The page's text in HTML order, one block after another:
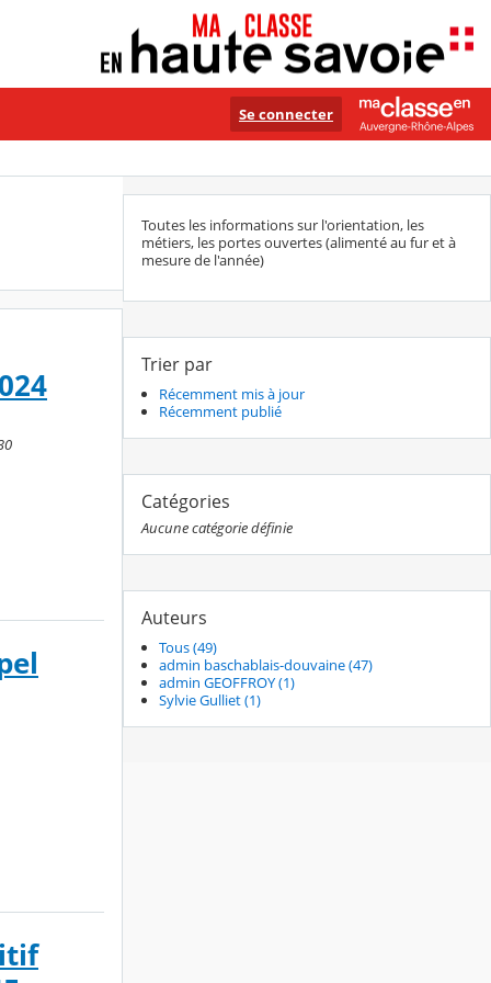
Se connecter
Toutes les informations sur l'orientation, les
métiers, les portes ouvertes (alimenté au fur et à
mesure de l'année)
Trier par
Récemment mis à jour
Récemment publié
Catégories
Aucune catégorie définie
Auteurs
Tous (49)
admin baschablais-douvaine (47)
admin GEOFFROY (1)
Sylvie Gulliet (1)